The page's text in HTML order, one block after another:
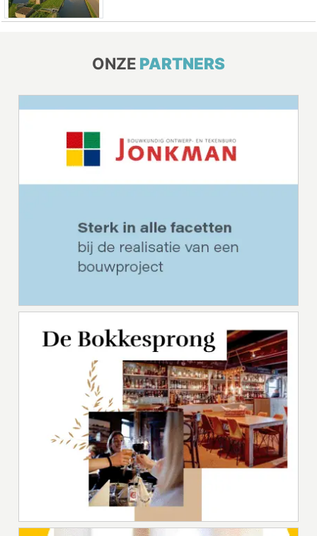
ONZE PARTNERS